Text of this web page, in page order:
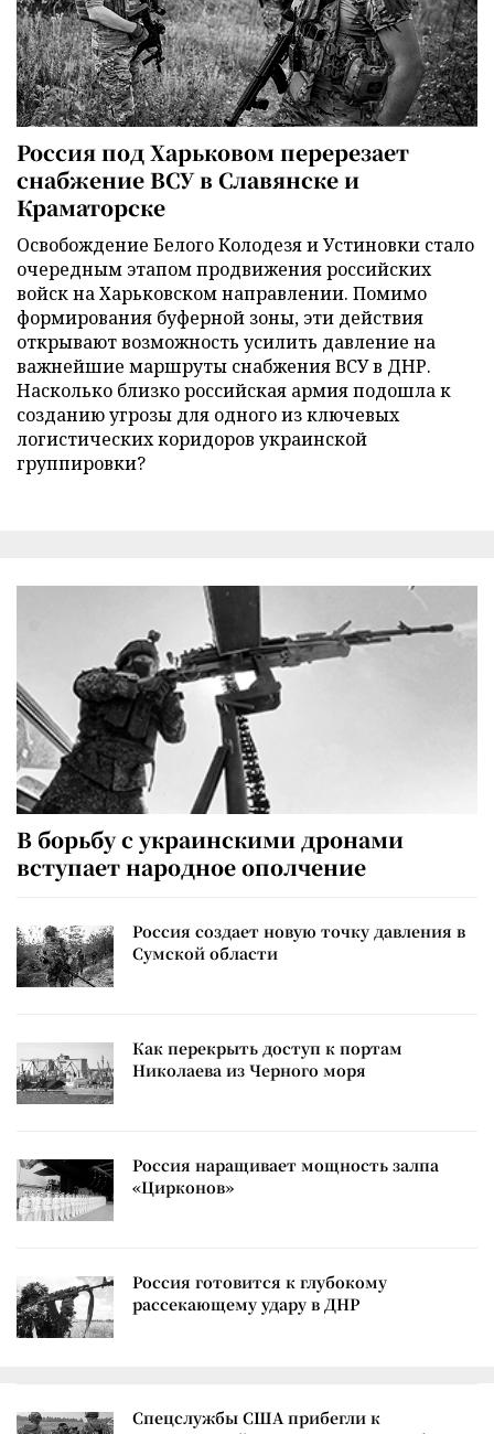
Россия под Харьковом перерезает
снабжение ВСУ в Славянске и
Краматорске
Освобождение Белого Колодезя и Устиновки стало
очередным этапом продвижения российских
войск на Харьковском направлении. Помимо
формирования буферной зоны, эти действия
открывают возможность усилить давление на
важнейшие маршруты снабжения ВСУ в ДНР.
Насколько близко российская армия подошла к
созданию угрозы для одного из ключевых
логистических коридоров украинской
группировки?
В борьбу с украинскими дронами
вступает народное ополчение
Россия создает новую точку давления в
Сумской области
Как перекрыть доступ к портам
Николаева из Черного моря
Россия наращивает мощность залпа
«Цирконов»
Россия готовится к глубокому
рассекающему удару в ДНР
Спецслужбы США прибегли к